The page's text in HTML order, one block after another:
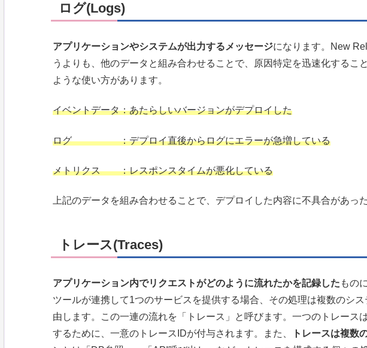
ログ(Logs)
アプリケーションやシステムが出力するメッセージになります。New
うよりも、他のデータと組み合わせることで、原因特定を迅速化するこ
ような使い方があります。
イベントデータ：あたらしいバージョンがデプロイした
ログ ：デプロイ直後からログにエラーが急増している
メトリクス ：レスポンスタイムが悪化している
上記のデータを組み合わせることで、デプロイした内容に不具合があっ
トレース(Traces)
アプリケーション内でリクエストがどのように流れたかを記録した もの
ツールが連携して1つのサービスを提供する場合、その処理は複数のシ
由します。この一連の流れを「トレース」と呼びます。一つのトレース
するために、一意のトレースIDが付与されます。また、
トレースは複数